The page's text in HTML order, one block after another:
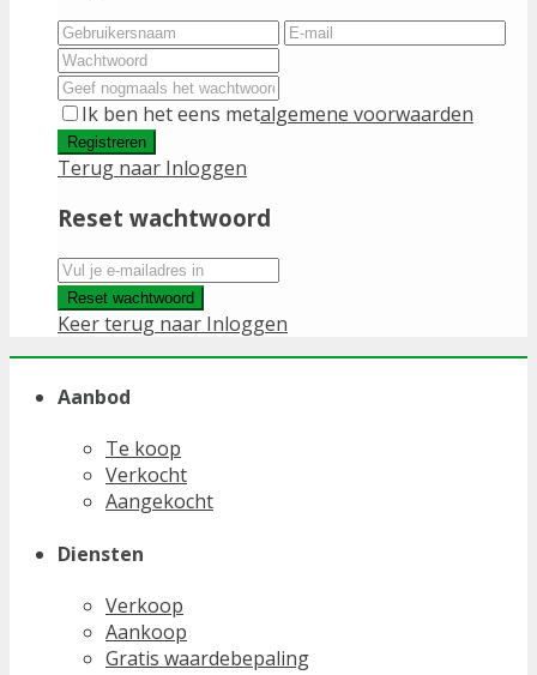
Ik ben het eens metalgemene voorwaarden
Registreren
Terug naar Inloggen
Reset wachtwoord
Reset wachtwoord
Keer terug naar Inloggen
Aanbod
Te koop
Verkocht
Aangekocht
Diensten
Verkoop
Aankoop
Gratis waardebepaling